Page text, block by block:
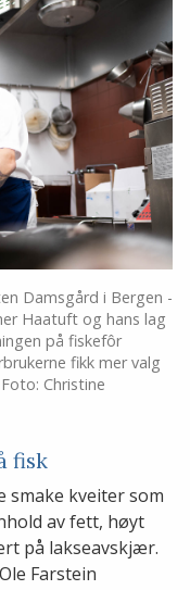
Damsgård i Bergen -
Haatuft og hans lag
på fiskefôr
fikk mer valg
Christine
fisk
smake kveiter som
av fett, høyt
på lakseavskjær.
Farstein